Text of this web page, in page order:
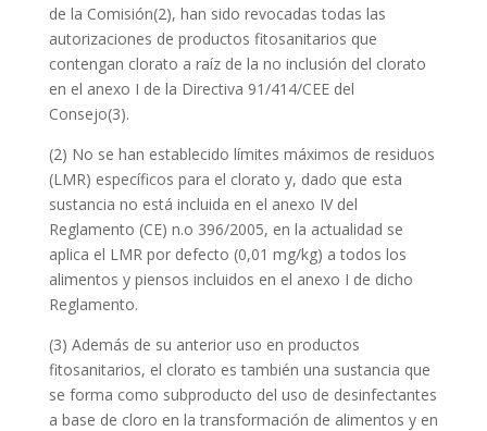
de la Comisión(2), han sido revocadas todas las
autorizaciones de productos fitosanitarios que
contengan clorato a raíz de la no inclusión del clorato
en el anexo I de la Directiva 91/414/CEE del
Consejo(3).
(2) No se han establecido límites máximos de residuos
(LMR) específicos para el clorato y, dado que esta
sustancia no está incluida en el anexo IV del
Reglamento (CE) n.o 396/2005, en la actualidad se
aplica el LMR por defecto (0,01 mg/kg) a todos los
alimentos y piensos incluidos en el anexo I de dicho
Reglamento.
(3) Además de su anterior uso en productos
fitosanitarios, el clorato es también una sustancia que
se forma como subproducto del uso de desinfectantes
a base de cloro en la transformación de alimentos y en